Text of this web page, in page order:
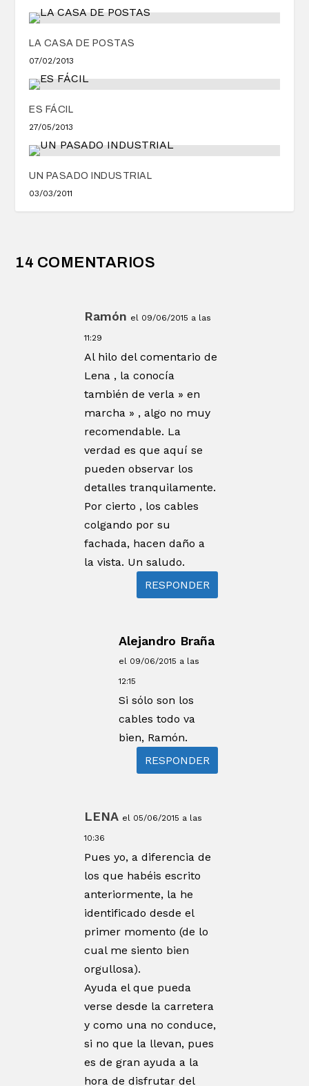
LA CASA DE POSTAS
07/02/2013
ES FÁCIL
27/05/2013
UN PASADO INDUSTRIAL
03/03/2011
14 COMENTARIOS
Ramón el 09/06/2015 a las
11:29
Al hilo del comentario de
Lena , la conocía
también de verla » en
marcha » , algo no muy
recomendable. La
verdad es que aquí se
pueden observar los
detalles tranquilamente.
Por cierto , los cables
colgando por su
fachada, hacen daño a
la vista. Un saludo.
RESPONDER
Alejandro Braña
el 09/06/2015 a las
12:15
Si sólo son los
cables todo va
bien, Ramón.
RESPONDER
LENA el 05/06/2015 a las
10:36
Pues yo, a diferencia de
los que habéis escrito
anteriormente, la he
identificado desde el
primer momento (de lo
cual me siento bien
orgullosa).
Ayuda el que pueda
verse desde la carretera
y como una no conduce,
si no que la llevan, pues
es de gran ayuda a la
hora de disfrutar del